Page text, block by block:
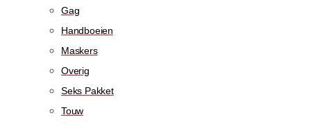
Gag
Handboeien
Maskers
Overig
Seks Pakket
Touw